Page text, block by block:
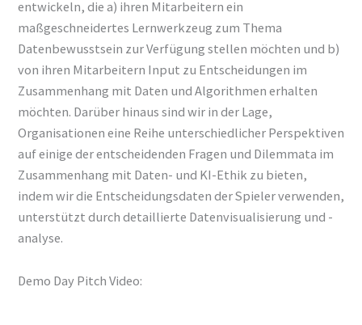
entwickeln, die a) ihren Mitarbeitern ein
maßgeschneidertes Lernwerkzeug zum Thema
Datenbewusstsein zur Verfügung stellen möchten und b)
von ihren Mitarbeitern Input zu Entscheidungen im
Zusammenhang mit Daten und Algorithmen erhalten
möchten. Darüber hinaus sind wir in der Lage,
Organisationen eine Reihe unterschiedlicher Perspektiven
auf einige der entscheidenden Fragen und Dilemmata im
Zusammenhang mit Daten- und KI-Ethik zu bieten,
indem wir die Entscheidungsdaten der Spieler verwenden,
unterstützt durch detaillierte Datenvisualisierung und -
analyse.
Demo Day Pitch Video: